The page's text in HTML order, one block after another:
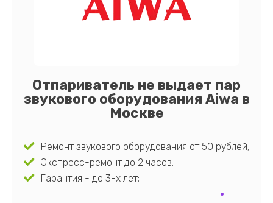
Отпариватель не выдает пар
звукового оборудования Aiwa в
Москве
Ремонт звукового оборудования от 50 рублей;
Экспресс-ремонт до 2 часов;
Гарантия - до 3-х лет;